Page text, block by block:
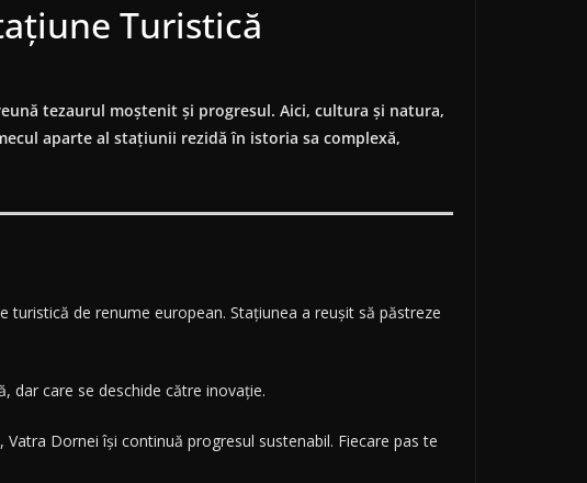
Turistică
tezaurul moștenit și progresul. Aici, cultura și natura,
aparte al stațiunii rezidă în istoria sa complexă,
de renume european. Stațiunea a reușit să păstreze
dar care se deschide către inovație.
Dornei își continuă progresul sustenabil. Fiecare pas te